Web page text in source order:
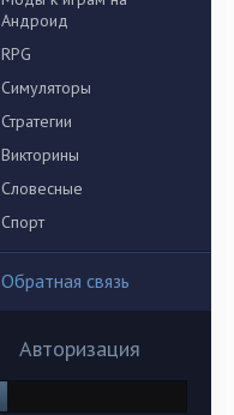
Андроид
RPG
Симуляторы
Стратегии
Викторины
Словесные
Спорт
Обратная связь
Авторизация